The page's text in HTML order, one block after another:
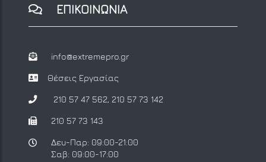
ΕΠΙΚΟΙΝΩΝΙΑ
info@extremepro.gr
Θέσεις Εργασίας
210 57 47 562, 210 57 73 142
210 57 73 143
Δευ-Παρ: 09:00-21:00
Σαβ: 09:00-17:00